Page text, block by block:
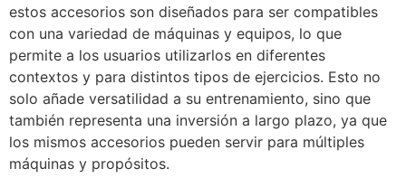
estos accesorios son diseñados para ser compatibles
con una variedad de máquinas y equipos, lo que
permite a los usuarios utilizarlos en diferentes
contextos y para distintos tipos de ejercicios. Esto no
solo añade versatilidad a su entrenamiento, sino que
también representa una inversión a largo plazo, ya que
los mismos accesorios pueden servir para múltiples
máquinas y propósitos.